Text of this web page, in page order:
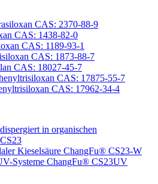
CAS: 2370-88-9
CAS: 1438-82-0
CAS: 1189-93-1
CAS: 1873-88-7
CAS: 18027-45-7
CAS: 17875-55-7
CAS: 17962-34-4
in organischen
Kieselsäure ChangFu® CS23-W
Systeme ChangFu® CS23UV